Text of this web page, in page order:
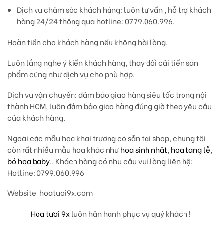
Dịch vụ chăm sóc khách hàng: luôn tư vấn , hỗ trợ khách
hàng 24/24 thông qua hotline: 0779.060.996.
Hoàn tiền cho khách hàng nếu không hài lòng.
Luôn lắng nghe ý kiến khách hàng, thay đổi cải tiến sản
phẩm cũng như dịch vụ cho phù hợp.
Dịch vụ vận chuyển: đảm bảo giao hàng siêu tốc trong nội
thành HCM, luôn đảm bảo giao hàng đúng giờ theo yêu cầu
của khách hàng.
Ngoài các mẫu hoa khai trương có sẵn tại shop, chúng tôi
còn rất nhiều mẫu hoa khác nhưhoa sinh nhật, hoa tang lễ,
bó hoa baby.. Khách hàng có nhu cầu vui lòng liên hệ:
Hotline: 0799.060.996
Website: hoatuoi9x.com
Hoa tươi 9xluôn hân hạnh phục vụ quý khách !